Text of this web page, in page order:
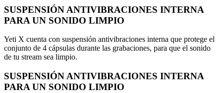
SUSPENSIÓN ANTIVIBRACIONES INTERNA
PARA UN SONIDO LIMPIO
Yeti X cuenta con suspensión antivibraciones interna que protege el
conjunto de 4 cápsulas durante las grabaciones, para que el sonido
de tu stream sea limpio.
SUSPENSIÓN ANTIVIBRACIONES INTERNA
PARA UN SONIDO LIMPIO